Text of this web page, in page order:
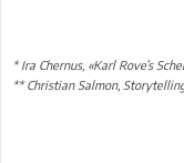
* Ira Chernus, «Karl Rove’s
** Christian Salmon,